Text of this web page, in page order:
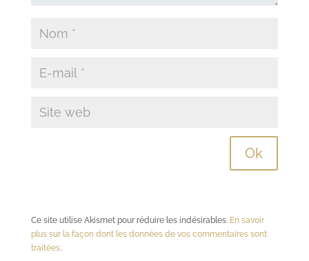
Ce site utilise Akismet pour réduire les indésirables. En savoir
plus sur la façon dont les données de vos commentaires sont
traitées.